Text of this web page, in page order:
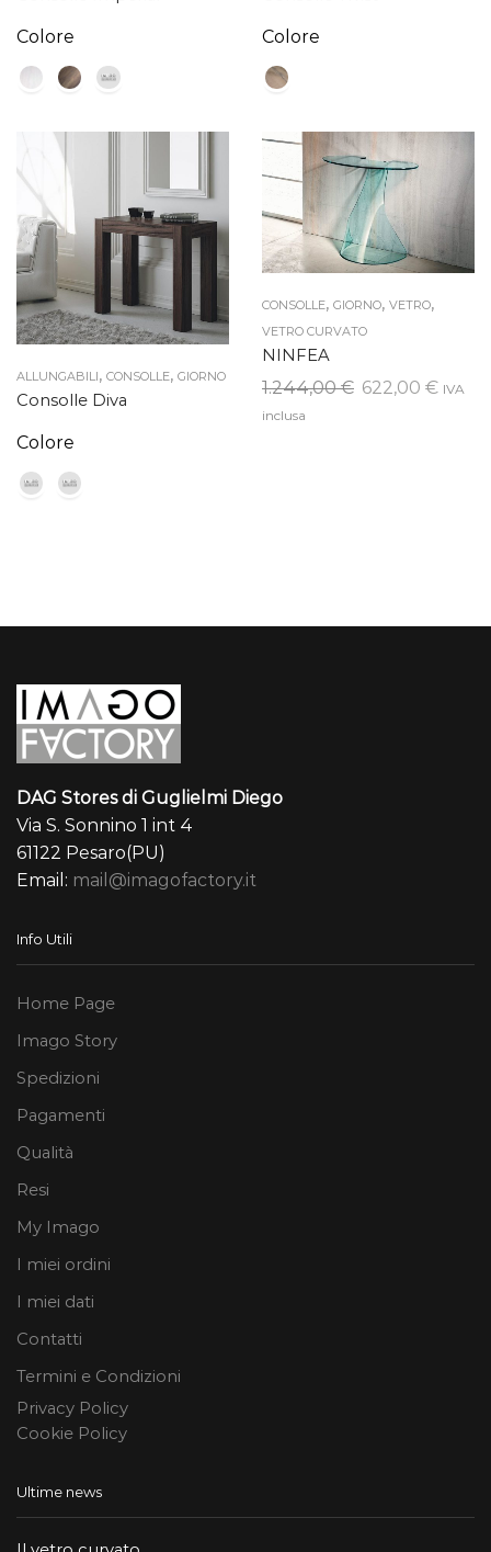
Colore Colore
ALLUNGABILI, CONSOLLE, GIORNO
Consolle Diva
Colore
CONSOLLE, GIORNO, VETRO,
VETRO CURVATO
NINFEA
1.244,00€ Il
622,00 €IlIVA
inclusa
DAG Stores di Guglielmi Diego
Via S. Sonnino 1 int 4
61122 Pesaro(PU)
Email: mail@imagofactory.it
Info Utili
Home Page
Imago Story
Spedizioni
Pagamenti
Qualità
Resi
My Imago
I miei ordini
I miei dati
Contatti
Termini e Condizioni
Privacy Policy
Cookie Policy
Ultime news